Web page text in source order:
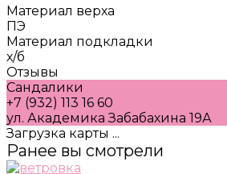
Материал верха
ПЭ
Материал подкладки
х/б
Отзывы
Сандалики
+7 (932) 113 16 60
ул. Академика Забабахина 19А
Загрузка карты ...
Ранее вы смотрели